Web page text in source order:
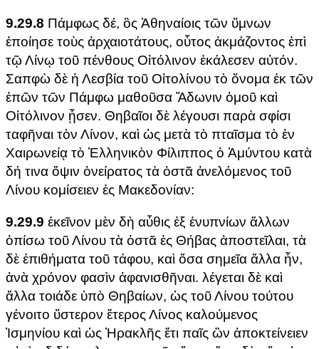
9.29.8 Πάμφως δέ, ὃς Ἀθηναίοις τῶν ὕμνων
ἐποίησε τοὺς ἀρχαιοτάτους, οὗτος ἀκμάζοντος ἐπὶ
τῷ Λίνῳ τοῦ πένθους Οἰτόλινον ἐκάλεσεν αὐτόν.
Σαπφὼ δὲ ἡ Λεσβία τοῦ Οἰτολίνου τὸ ὄνομα ἐκ τῶν
ἐπῶν τῶν Πάμφω μαθοῦσα Ἄδωνιν ὁμοῦ καὶ
Οἰτόλινον ᾖσεν. Θηβαῖοι δὲ λέγουσι παρὰ σφίσι
ταφῆναι τὸν Λίνον, καὶ ὡς μετὰ τὸ πταῖσμα τὸ ἐν
Χαιρωνείᾳ τὸ Ἑλληνικὸν Φίλιππος ὁ Ἀμύντου κατὰ
δή τινα ὄψιν ὀνείρατος τὰ ὀστᾶ ἀνελόμενος τοῦ
Λίνου κομίσειεν ἐς Μακεδονίαν:
9.29.9 ἐκεῖνον μὲν δὴ αὖθις ἐξ ἐνυπνίων ἄλλων
ὀπίσω τοῦ Λίνου τὰ ὀστᾶ ἐς Θήβας ἀποστεῖλαι, τὰ
δὲ ἐπιθήματα τοῦ τάφου, καὶ ὅσα σημεῖα ἄλλα ἦν,
ἀνὰ χρόνον φασὶν ἀφανισθῆναι. λέγεται δὲ καὶ
ἄλλα τοιάδε ὑπὸ Θηβαίων, ὡς τοῦ Λίνου τούτου
γένοιτο ὕστερον ἕτερος Λίνος καλούμενος
Ἰσμηνίου καὶ ὡς Ἡρακλῆς ἔτι παῖς ὢν ἀποκτείνειεν